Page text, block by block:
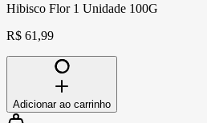
Hibisco Flor 1 Unidade 100G
R$ 61,99
Adicionar ao carrinho